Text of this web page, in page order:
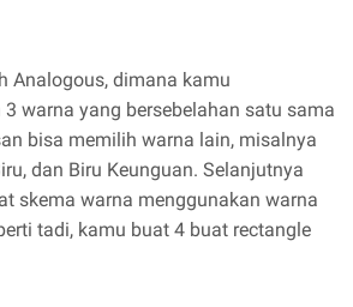
Analogous, dimana kamu
warna yang bersebelahan satu sama
bisa memilih warna lain, misalnya
dan Biru Keunguan. Selanjutnya
skema warna menggunakan warna
tadi, kamu buat 4 buat rectangle